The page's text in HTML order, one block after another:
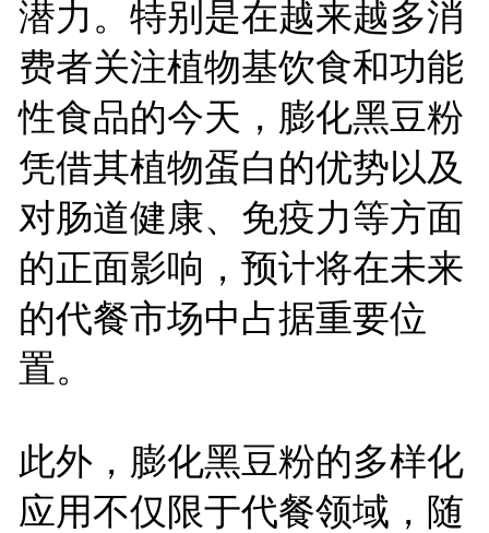
潜力。特别是在越来越多消
费者关注植物基饮食和功能
性食品的今天，膨化黑豆粉
凭借其植物蛋白的优势以及
对肠道健康、免疫力等方面
的正面影响，预计将在未来
的代餐市场中占据重要位
置。
此外，膨化黑豆粉的多样化
应用不仅限于代餐领域，随